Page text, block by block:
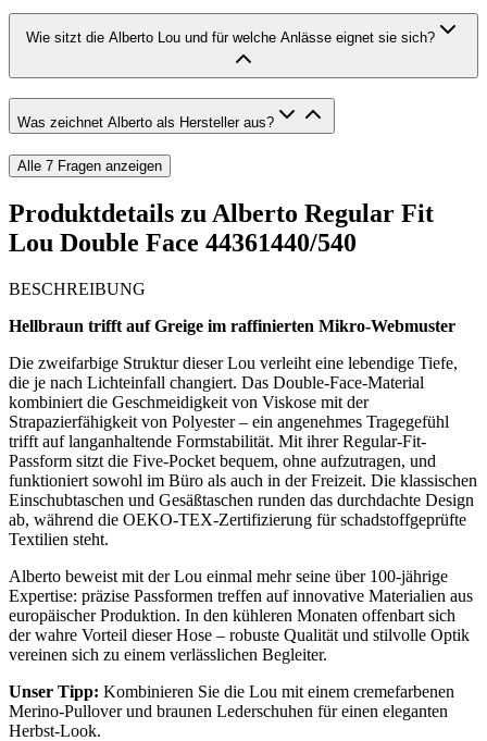
Wie sitzt die Alberto Lou und für welche Anlässe eignet sie sich?
Was zeichnet Alberto als Hersteller aus?
Alle 7 Fragen anzeigen
Produktdetails zu Alberto Regular Fit
Lou Double Face 44361440/540
BESCHREIBUNG
Hellbraun trifft auf Greige im raffinierten Mikro-Webmuster
Die zweifarbige Struktur dieser Lou verleiht eine lebendige Tiefe,
die je nach Lichteinfall changiert. Das Double-Face-Material
kombiniert die Geschmeidigkeit von Viskose mit der
Strapazierfähigkeit von Polyester – ein angenehmes Tragegefühl
trifft auf langanhaltende Formstabilität. Mit ihrer Regular-Fit-
Passform sitzt die Five-Pocket bequem, ohne aufzutragen, und
funktioniert sowohl im Büro als auch in der Freizeit. Die klassischen
Einschubtaschen und Gesäßtaschen runden das durchdachte Design
ab, während die OEKO-TEX-Zertifizierung für schadstoffgeprüfte
Textilien steht.
Alberto beweist mit der Lou einmal mehr seine über 100-jährige
Expertise: präzise Passformen treffen auf innovative Materialien aus
europäischer Produktion. In den kühleren Monaten offenbart sich
der wahre Vorteil dieser Hose – robuste Qualität und stilvolle Optik
vereinen sich zu einem verlässlichen Begleiter.
Unser Tipp: Kombinieren Sie die Lou mit einem cremefarbenen
Merino-Pullover und braunen Lederschuhen für einen eleganten
Herbst-Look.